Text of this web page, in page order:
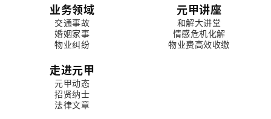
业务领域
交通事故
婚姻家事
物业纠纷
元甲讲座
和解大讲堂
情感危机化解
物业费高效收缴
走进元甲
元甲动态
招贤纳士
法律文章